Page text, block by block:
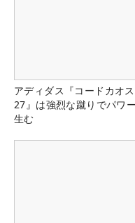
アディダス『コードカオス
27』は強烈な蹴りでパワ
生む